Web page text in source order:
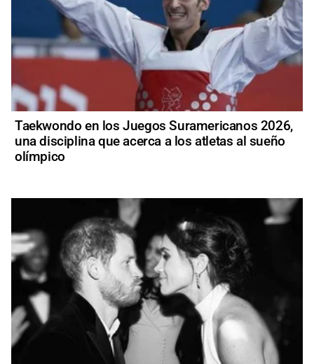
Taekwondo en los Juegos Suramericanos 2026,
una disciplina que acerca a los atletas al sueño
olímpico